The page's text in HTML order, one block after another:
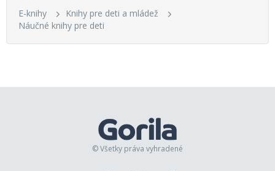
E-knihy
Knihy pre deti a mládež
Náučné knihy pre deti
© Všetky práva vyhradené